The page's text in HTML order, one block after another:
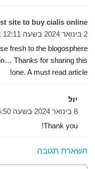
site to buy cialis online
2 בינואר 2024 בשעה 12:11
fresh to the blogosphere.
Thanks for sharing this
one. A must read article!
יול
8 בינואר 2024 בשעה 16:50
Thank you!
השארת תגובה